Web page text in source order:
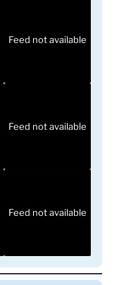
Feed not available
Feed not available
Feed not available